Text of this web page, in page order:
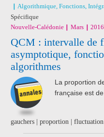
Algorithmique, Fonctions,
Spécifique
Nouvelle-Calédonie
Mars 2016
QCM : intervalle de
asymptotique,
algorithmes
La proportion
française est de
gauchers | proportion |